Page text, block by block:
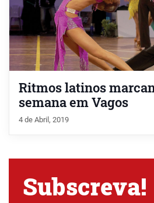
Ritmos latinos
semana em Vagos
4 de Abril, 2019
Subscreva!